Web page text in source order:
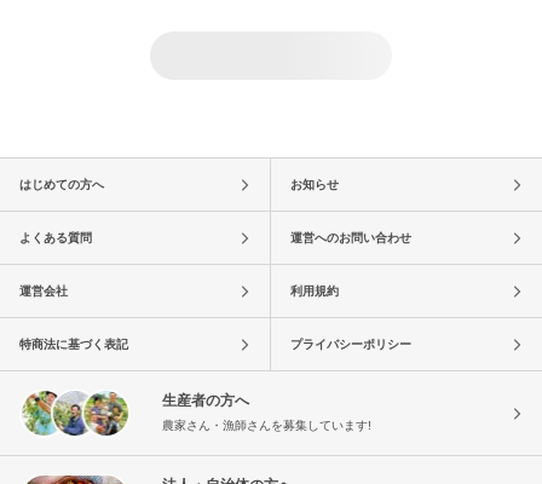
はじめての方へ お知らせ
よくある質問 運営へのお問い合わせ
運営会社 利用規約
特商法に基づく表記 プライバシーポリシー
生産者の方へ
農家さん・漁師さんを募集しています!